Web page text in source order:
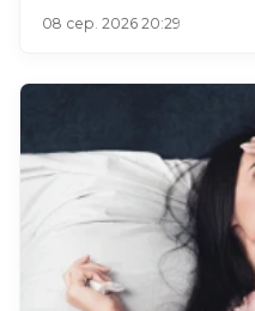
08 сер. 2026 20:29